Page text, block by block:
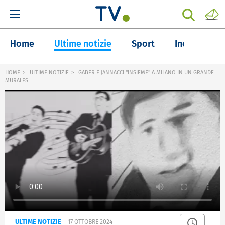
Home Ultime notizie Sport Inchieste
HOME ULTIME NOTIZIE
GABER E JANNACCI "INSIEME" A MILANO IN UN GRANDE
MURALES
ULTIME NOTIZIE 17 OTTOBRE 2024